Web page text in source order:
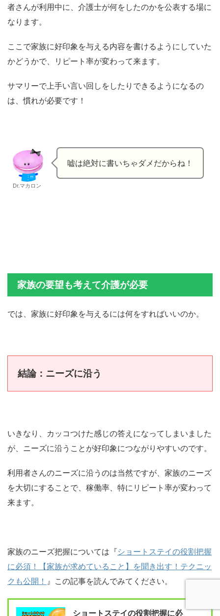
者さんが利用中に、介護士が何をしたのかを公表する場に
なります。
ここで家族に好印象を与える内容を書けるようにしていた
かどうかで、リピート率が変わって来ます。
サマリーで上手い言い回しをしたりできるようになるの
は、慣れが必要です！
Dr.マカロン
嘘は絶対に書いちゃダメだからね！
家族の要望も考えて介護が必要
では、家族に好印象を与えるには何をすればいいのか。
結論：ニーズに沿う
いきなり、カッコつけた感じの答えになってしまいました
が、ニーズに沿うことが好印象につながりやすいのです。
利用者さんのニーズに沿うのは当然ですが、家族のニーズ
を大切にすることで、稼働率、特にリピート率が変わって
来ます。
家族のニーズ把握については『ショートステイの役割把握
に必須！【家族が求めていること】を聞き出す！テクニッ
クも公開！ 』この記事を読んでみてください。
ショートステイの役割把握に必